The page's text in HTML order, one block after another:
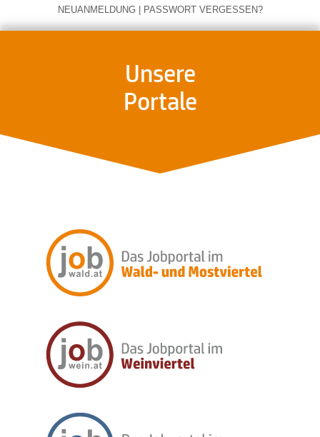
NEUANMELDUNG | PASSWORT VERGESSEN?
Unsere
Portale